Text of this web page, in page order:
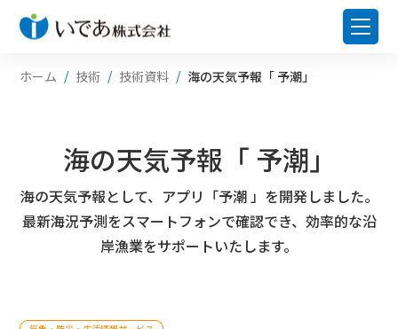
ホーム 技術 技術資料 海の天気予報「 予潮」
海の天気予報「 予潮」
海の天気予報として、アプリ「予潮 」を開発しました。
最新海況予測をスマートフォンで確認でき、効率的な沿
岸漁業をサポートいたします。